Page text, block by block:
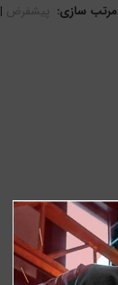
مرتب سازی: پیشفرض |